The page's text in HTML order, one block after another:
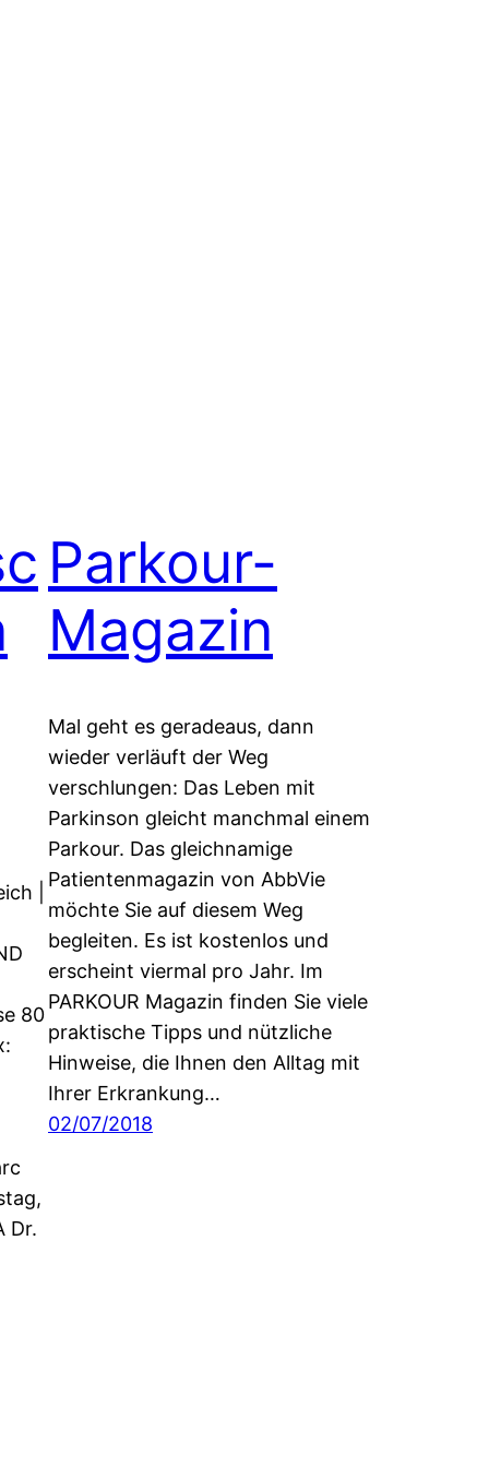
|
80
Dr.
Parkour-
Magazin
Mal geht es geradeaus, dann
wieder verläuft der Weg
verschlungen: Das Leben mit
Parkinson gleicht manchmal einem
Parkour. Das gleichnamige
Patientenmagazin von AbbVie
möchte Sie auf diesem Weg
begleiten. Es ist kostenlos und
erscheint viermal pro Jahr. Im
PARKOUR Magazin finden Sie viele
praktische Tipps und nützliche
Hinweise, die Ihnen den Alltag mit
Ihrer Erkrankung…
02/07/2018